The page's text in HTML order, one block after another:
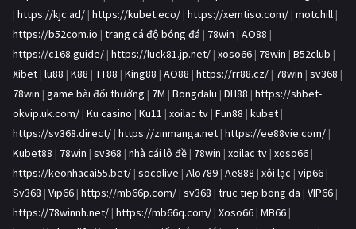
| https://kjc.ad/ | https://kubet.eco/ | https://xemtiso.com/ | motchill |
https://b52com.io | trang cá độ bóng đá | 78win | AO88 |
https://c168.guide/ | https://luck81.jp.net/ | xoso66 | 78win | B52club |
Xibet | lu88 | K88 | TT88 | King88 | AO88 | https://rr88.cz/ | 78win | sv368 |
78win | game bài đổi thưởng | 7M | Bongdalu | DH88 | https://shbet-
okvip.uk.com/ | Ku casino | Ku11 | xoilac tv | Fun88 | kubet |
https://sv368.direct/ | https://zinmanga.net | https://ee88vie.com/ |
Kubet88 | 78win | sv368 | nhà cái lô đề | 78win | xoilac tv | xoso66 |
https://keonhacai55.bet/ | socolive | Alo789 | Ae888 | xôi lạc | vip66 |
Sv368 | Vip66 | https://mb66p.com/ | sv368 | truc tiep bong da | VIP66 |
https://78winnh.net/ | https://mb66q.com/ | Xoso66 | MB66 |